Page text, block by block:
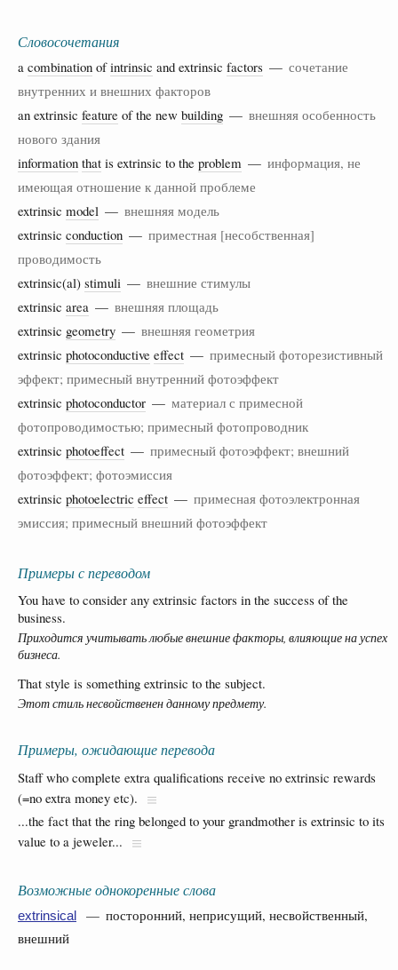
Словосочетания
a combination ofintrinsic and extrinsic factors — сочетание
внутренних и внешних факторов
an extrinsic feature of the new building — внешняя особенность
нового здания
information that is extrinsic to the problem — информация, не
имеющая отношение к данной проблеме
extrinsic model — внешняя модель
extrinsic conduction — приместная [несобственная]
проводимость
extrinsic(al) stimuli — внешние стимулы
extrinsic area — внешняя площадь
extrinsic geometry — внешняя геометрия
extrinsic photoconductive effect — примесный фоторезистивный
эффект; примесный внутренний фотоэффект
extrinsic photoconductor — материал с примесной
фотопроводимостью; примесный фотопроводник
extrinsic photoeffect — примесный фотоэффект; внешний
фотоэффект; фотоэмиссия
extrinsic photoelectric effect — примесная фотоэлектронная
эмиссия; примесный внешний фотоэффект
Примеры с переводом
You have to consider any extrinsic factors in the success of the
business.
Приходится учитывать любые внешние факторы, влияющие на успех
бизнеса.
That style is something extrinsic to the subject.
Этот стиль несвойственен данному предмету.
Примеры, ожидающие перевода
Staff who complete extra qualifications receive no extrinsic rewards
(=no extra money etc).
...the fact that the ring belonged to your grandmother is extrinsic to its
value to a jeweler...
Возможные однокоренные слова
extrinsical
— посторонний, неприсущий, несвойственный,
внешний